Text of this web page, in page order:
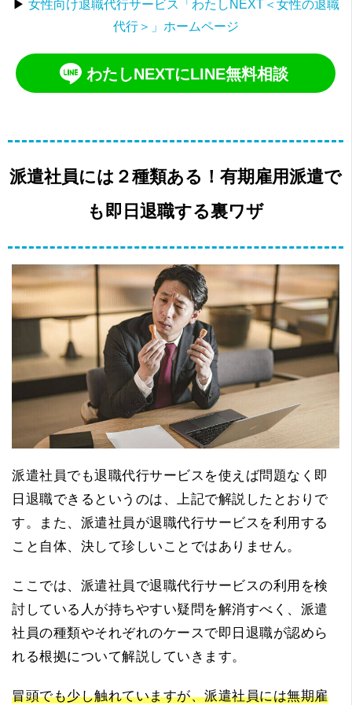
▶ 女性向け退職代行サービス「わたしNEXT＜女性の退職
代行＞」ホームページ
わたしNEXTにLINE無料相談
派遣社員には２種類ある！有期雇用派遣で
も即日退職する裏ワザ
派遣社員でも退職代行サービスを使えば問題なく即
日退職できるというのは、上記で解説したとおりで
す。また、派遣社員が退職代行サービスを利用する
こと自体、決して珍しいことではありません。
ここでは、派遣社員で退職代行サービスの利用を検
討している人が持ちやすい疑問を解消すべく、派遣
社員の種類やそれぞれのケースで即日退職が認めら
れる根拠について解説していきます。
冒頭でも少し触れていますが、派遣社員には無期雇